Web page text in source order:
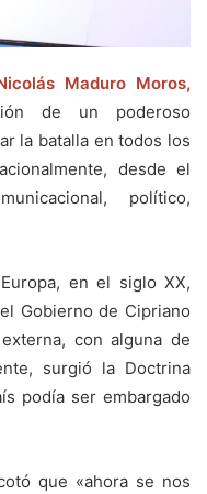
Maduro Moros,
de un poderoso
la batalla en todos los
desde el
político,
en el siglo XX,
Gobierno de Cipriano
con alguna de
surgió la Doctrina
podía ser embargado
que «ahora se nos